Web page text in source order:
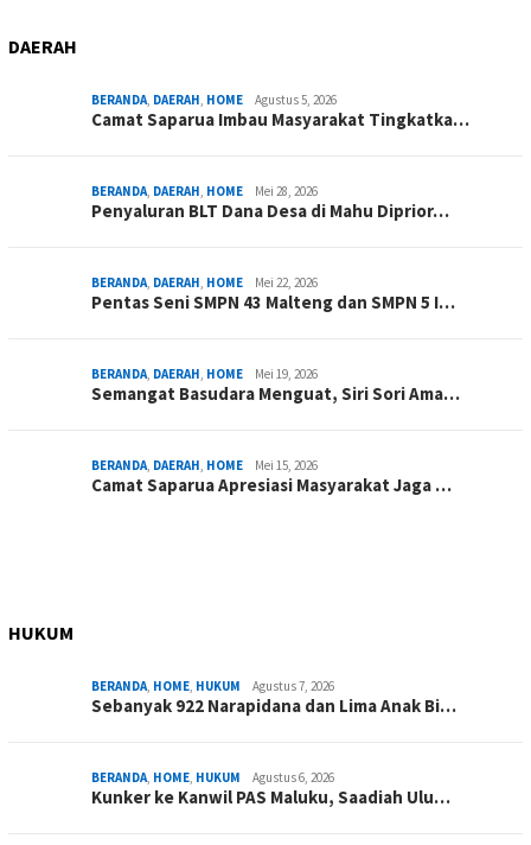
DAERAH
BERANDA, DAERAH, HOME Agustus 5, 2026
Camat Saparua Imbau Masyarakat Tingkatka…
BERANDA, DAERAH, HOME Mei 28, 2026
Penyaluran BLT Dana Desa di Mahu Diprior…
BERANDA, DAERAH, HOME Mei 22, 2026
Pentas Seni SMPN 43 Malteng dan SMPN 5 I…
BERANDA, DAERAH, HOME Mei 19, 2026
Semangat Basudara Menguat, Siri Sori Ama…
BERANDA, DAERAH, HOME Mei 15, 2026
Camat Saparua Apresiasi Masyarakat Jaga …
HUKUM
BERANDA, HOME, HUKUM Agustus 7, 2026
Sebanyak 922 Narapidana dan Lima Anak Bi…
BERANDA, HOME, HUKUM Agustus 6, 2026
Kunker ke Kanwil PAS Maluku, Saadiah Ulu…